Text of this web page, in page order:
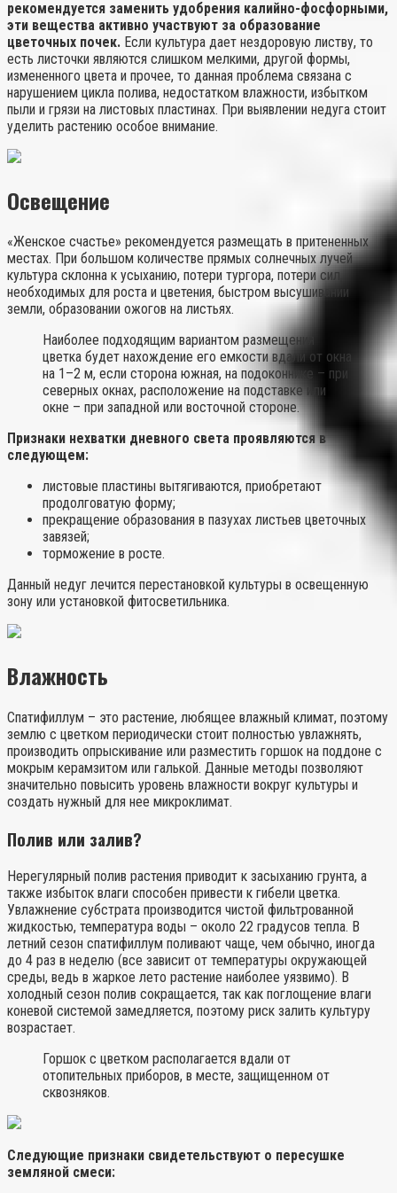
рекомендуется заменить удобрения калийно-фосфорными,
эти вещества активно участвуют за образование
цветочных почек. Если культура дает нездоровую листву, то
есть листочки являются слишком мелкими, другой формы,
измененного цвета и прочее, то данная проблема связана с
нарушением цикла полива, недостатком влажности, избытком
пыли и грязи на листовых пластинах. При выявлении недуга стоит
уделить растению особое внимание.
Освещение
«Женское счастье» рекомендуется размещать в притененных
местах. При большом количестве прямых солнечных лучей
культура склонна к усыханию, потери тургора, потери сил,
необходимых для роста и цветения, быстром высушивании
земли, образовании ожогов на листьях.
Наиболее подходящим вариантом размещения
цветка будет нахождение его емкости вдали от окна
на 1–2 м, если сторона южная, на подоконнике – при
северных окнах, расположение на подставке или
окне – при западной или восточной стороне.
Признаки нехватки дневного света проявляются в
следующем:
листовые пластины вытягиваются, приобретают
продолговатую форму;
прекращение образования в пазухах листьев цветочных
завязей;
торможение в росте.
Данный недуг лечится перестановкой культуры в освещенную
зону или установкой фитосветильника.
Влажность
Спатифиллум – это растение, любящее влажный климат, поэтому
землю с цветком периодически стоит полностью увлажнять,
производить опрыскивание или разместить горшок на поддоне с
мокрым керамзитом или галькой. Данные методы позволяют
значительно повысить уровень влажности вокруг культуры и
создать нужный для нее микроклимат.
Полив или залив?
Нерегулярный полив растения приводит к засыханию грунта, а
также избыток влаги способен привести к гибели цветка.
Увлажнение субстрата производится чистой фильтрованной
жидкостью, температура воды – около 22 градусов тепла. В
летний сезон спатифиллум поливают чаще, чем обычно, иногда
до 4 раз в неделю (все зависит от температуры окружающей
среды, ведь в жаркое лето растение наиболее уязвимо). В
холодный сезон полив сокращается, так как поглощение влаги
коневой системой замедляется, поэтому риск залить культуру
возрастает.
Горшок с цветком располагается вдали от
отопительных приборов, в месте, защищенном от
сквозняков.
Следующие признаки свидетельствуют о пересушке
земляной смеси: